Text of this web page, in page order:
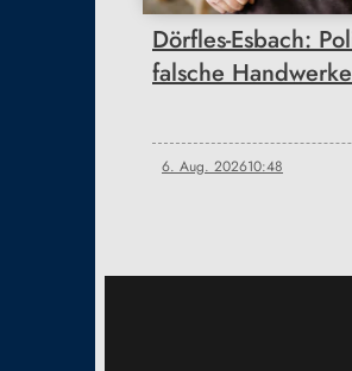
Dörfles-Esbach:
falsche
6. Aug. 202610:48